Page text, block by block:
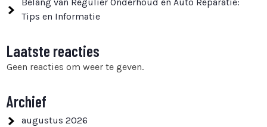
Belang van Regulier Onderhoud en Auto Reparatie:
Tips en Informatie
Laatste reacties
Geen reacties om weer te geven.
Archief
augustus 2026